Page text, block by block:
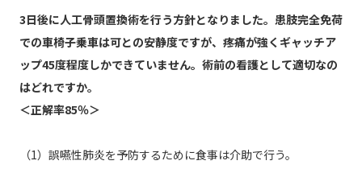
3日後に人工骨頭置換術を行う方針となりました。患肢完全免荷
での車椅子乗車は可との安静度ですが、疼痛が強くギャッチア
ップ45度程度しかできていません。術前の看護として適切なの
はどれですか。
＜正解率85％＞
（1）誤嚥性肺炎を予防するために食事は介助で行う。